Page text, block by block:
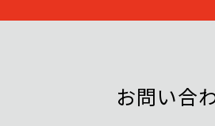
お問い合